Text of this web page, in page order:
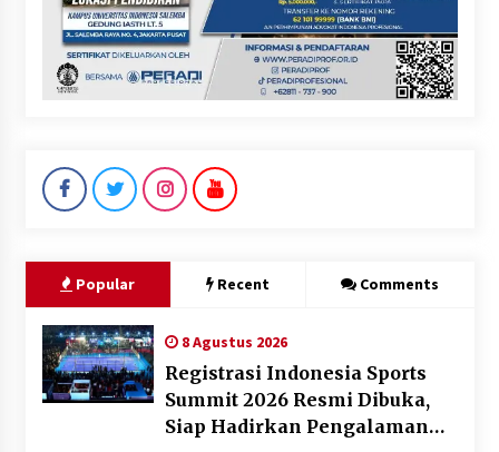
Popular Recent Comments
8 Agustus 2026
Registrasi Indonesia Sports
Summit 2026 Resmi Dibuka,
Siap Hadirkan Pengalaman